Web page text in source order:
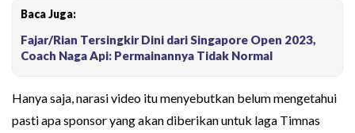
Baca Juga:
Fajar/Rian Tersingkir Dini dari Singapore Open 2023,
Coach Naga Api: Permainannya Tidak Normal
Hanya saja, narasi video itu menyebutkan belum mengetahui
pasti apa sponsor yang akan diberikan untuk laga Timnas